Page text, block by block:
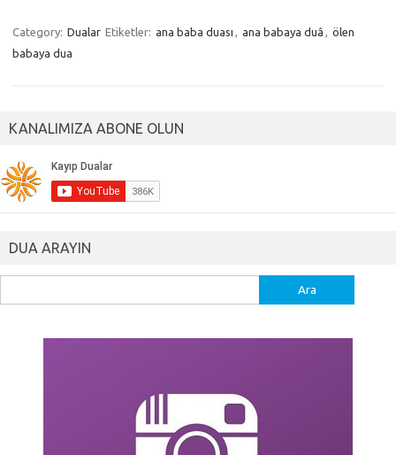
Category: Dualar Etiketler: ana baba duası , ana babaya duâ , ölen
babaya dua
KANALIMIZA ABONE OLUN
DUA ARAYIN